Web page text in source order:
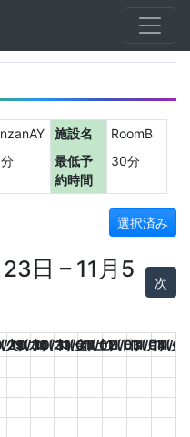
施設名
RoomB
最低予
約時間
30分
選択済み
日 – 11月5
次
火)
29(水)
10/30(木)
10/31(金)
11/01(土)
11/02(日)
11/03(月)
11/04(火)
11/